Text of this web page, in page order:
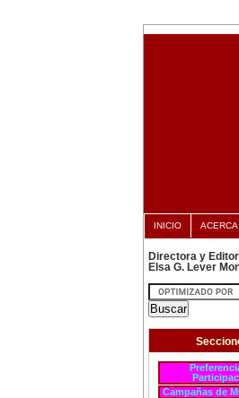
INICIO ACERCA
Directora y
Elsa G. Lever
Campañas de